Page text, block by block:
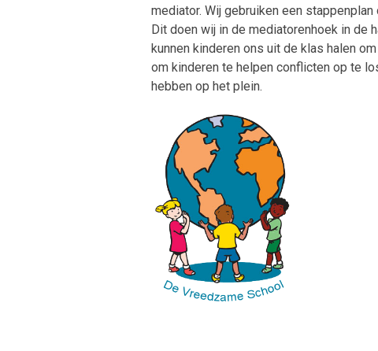
mediator. Wij gebruiken een
Dit doen wij in de mediatorenhoek in de
kunnen kinderen ons uit de klas halen
om kinderen te helpen conflicten op te
hebben op het plein.